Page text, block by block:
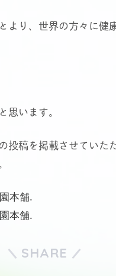
より、世界の方々に健
います。
稿を掲載させていた
本舗.
本舗.
SHARE